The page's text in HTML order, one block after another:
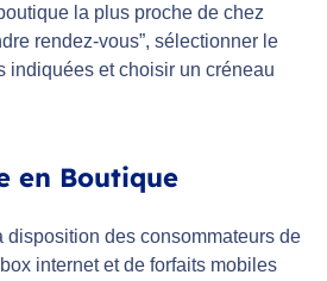
la plus proche de chez
rendez-vous”, sélectionner le
indiquées et choisir un créneau
en Boutique
disposition des consommateurs de
internet et de forfaits mobiles